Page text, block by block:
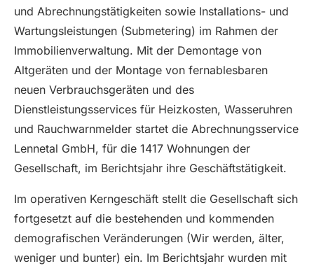
und Abrechnungstätigkeiten sowie Installations- und
Wartungsleistungen (Submetering) im Rahmen der
Immobilienverwaltung. Mit der Demontage von
Altgeräten und der Montage von fernablesbaren
neuen Verbrauchsgeräten und des
Dienstleistungsservices für Heizkosten, Wasseruhren
und Rauchwarnmelder startet die Abrechnungsservice
Lennetal GmbH, für die 1417 Wohnungen der
Gesellschaft, im Berichtsjahr ihre Geschäftstätigkeit.
Im operativen Kerngeschäft stellt die Gesellschaft sich
fortgesetzt auf die bestehenden und kommenden
demografischen Veränderungen (Wir werden, älter,
weniger und bunter) ein. Im Berichtsjahr wurden mit